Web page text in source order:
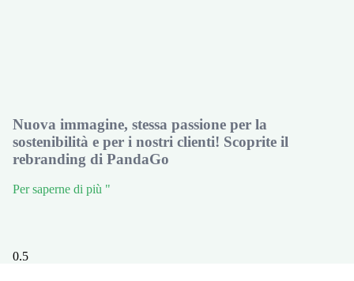
Nuova immagine, stessa passione per la
sostenibilità e per i nostri clienti! Scoprite il
rebranding di PandaGo
Per saperne di più "